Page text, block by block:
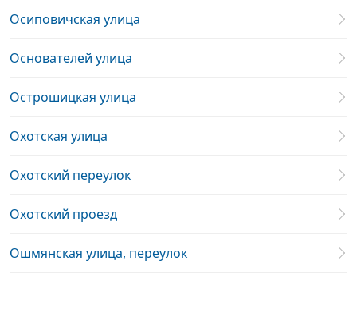
Осиповичская улица
Основателей улица
Острошицкая улица
Охотская улица
Охотский переулок
Охотский проезд
Ошмянская улица, переулок